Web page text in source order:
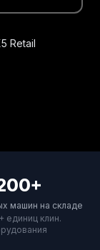
Retail
машин на складе
единиц клин.